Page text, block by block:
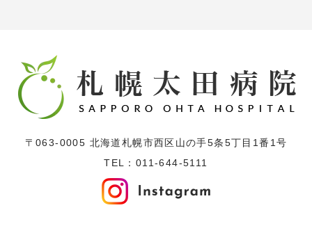
〒063-0005 北海道札幌市西区山の手5条5丁目1番1号
TEL： 011-644-5111